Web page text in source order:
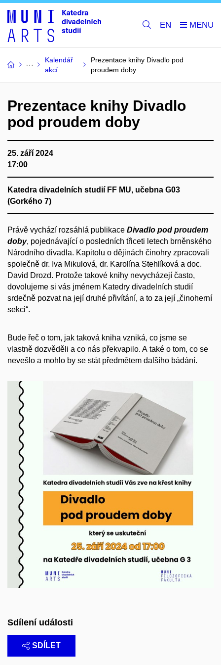
EN
Kalendář
akcí
Prezentace knihy Divadlo pod
proudem doby
Prezentace knihy Divadlo
pod proudem doby
25. září 2024
17:00
Katedra divadelních studií FF MU, učebna G03
(Gorkého 7)
Právě vychází rozsáhlá publikace Divadlo pod proudem
doby, pojednávající o posledních třiceti letech brněnského
Národního divadla. Kapitolu o dějinách činohry zpracovali
společně dr. Iva Mikulová, dr. Karolína Stehlíková a doc.
David Drozd. Protože takové knihy nevycházejí často,
dovolujeme si vás jménem Katedry divadelních studií
srdečně pozvat na její druhé přivítání, a to za její „činoherní
sekci“.
Bude řeč o tom, jak taková kniha vzniká, co jsme se
vlastně dozvěděli a co nás překvapilo. A také o tom, co se
nevešlo a mohlo by se stát předmětem dalšího bádání.
Sdílení události
SDÍLET